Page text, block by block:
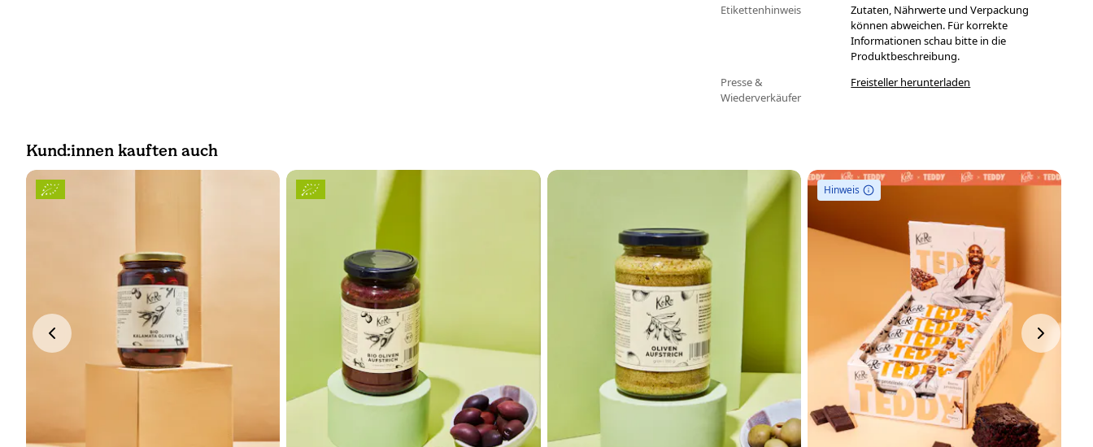
Etikettenhinweis
Zutaten, Nährwerte und Verpackung
können abweichen. Für korrekte
Informationen schau bitte in die
Produktbeschreibung.
Presse &
Wiederverkäufer
Freisteller herunterladen
Kund:innen kauften auch
Hinweis